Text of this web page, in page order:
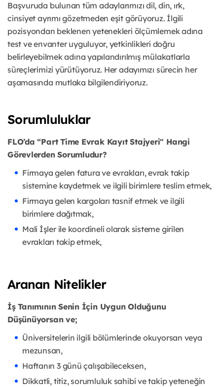
Başvuruda bulunan tüm adaylarımızı dil, din, ırk,
cinsiyet ayrımı gözetmeden eşit görüyoruz. İlgili
pozisyondan beklenen yetenekleri ölçümlemek adına
test ve envanter uyguluyor, yetkinlikleri doğru
belirleyebilmek adına yapılandırılmış mülakatlarla
süreçlerimizi yürütüyoruz. Her adayımızı sürecin her
aşamasında mutlaka bilgilendiriyoruz.
Sorumluluklar
FLO’da “Part Time Evrak Kayıt Stajyeri" Hangi
Görevlerden Sorumludur?
Firmaya gelen fatura ve evrakları, evrak takip
sistemine kaydetmek ve ilgili birimlere teslim etmek,
Firmaya gelen kargoları tasnif etmek ve ilgili
birimlere dağıtmak,
Mali İşler ile koordineli olarak sisteme girilen
evrakları takip etmek,
Aranan Nitelikler
İş Tanımının Senin İçin Uygun Olduğunu
Düşünüyorsan ve;
Üniversitelerin ilgili bölümlerinde okuyorsan veya
mezunsan,
Haftanın 3 günü çalışabileceksen,
Dikkatli, titiz, sorumluluk sahibi ve takip yeteneğin